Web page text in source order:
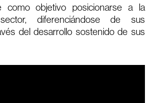
como objetivo posicionarse a la
diferenciándose de sus
del desarrollo sostenido de sus